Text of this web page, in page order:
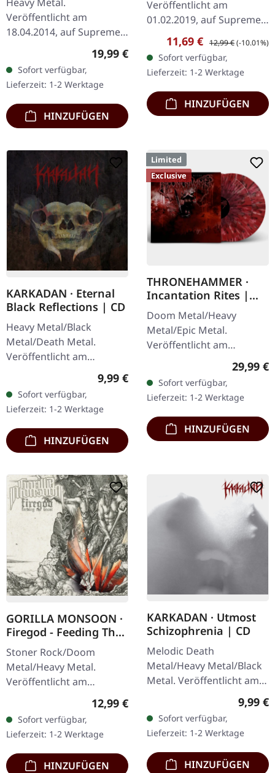
Veröffentlicht am
18.04.2014, auf Supreme
Schwarzes Vinyl im
Gatefold-Cover. Limitiert
auf 200 Exemplare. · 180g
Vinyl…
Regulärer Preis:
19,99 €
Sofort verfügbar,
Lieferzeit: 1-2 Werktage
HINZUFÜGEN
Veröffentlicht am
01.02.2019, auf Supreme
Chaos Records.
Erstauflage als CD im
DigiPak mit 12-seitigem
Booklet. Geht es dir…
Verkaufspreis:
11,69 € Regulärer Preis:
12,99 €(-10.01%)
Sofort verfügbar,
Lieferzeit: 1-2 Werktage
HINZUFÜGEN
KARKADAN · Eternal
Black Reflections | CD
Heavy Metal/Black
Metal/Death Metal.
Veröffentlicht am
19.01.2002, auf Supreme
Chaos Records. CD im
Jewelcase. Neuauflage mit
neuem Artwork,…
Regulärer Preis:
9,99 €
Sofort verfügbar,
Lieferzeit: 1-2 Werktage
HINZUFÜGEN
Limited
Exclusive
THRONEHAMMER ·
Incantation Rites |
SPLATTER 2LP
Doom Metal/Heavy
Metal/Epic Metal.
Veröffentlicht am
21.10.2022, auf Supreme
Chaos Records. SCR-
exklusives Transparent
Rot/Schwarz/Weiß…
29,99 €
Sofort verfügbar,
Lieferzeit: 1-2 Werktage
HINZUFÜGEN
GORILLA MONSOON ·
Firegod - Feeding The
Beast | CD
Stoner Rock/Doom
Metal/Heavy Metal.
Veröffentlicht am
11.05.2018, auf Supreme
Chaos Records. CD im
Jewelcase mit 8-seitigem
Booklet. Das dritte
Album…
Regulärer Preis:
12,99 €
Sofort verfügbar,
Lieferzeit: 1-2 Werktage
HINZUFÜGEN
KARKADAN · Utmost
Schizophrenia | CD
Melodic Death
Metal/Heavy Metal/Black
Metal. Veröffentlicht am
08.03.2004, auf Supreme
Chaos Records. CD im
Jewelcase mit 16-seitigem
Booklet.…
9,99 €
Sofort verfügbar,
Lieferzeit: 1-2 Werktage
HINZUFÜGEN